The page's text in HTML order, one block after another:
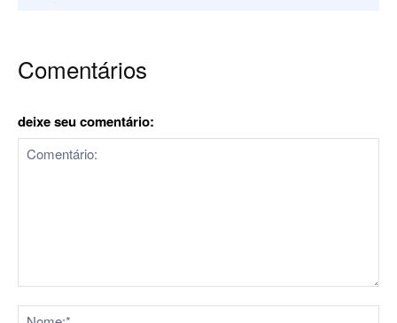
Comentários
deixe seu comentário: